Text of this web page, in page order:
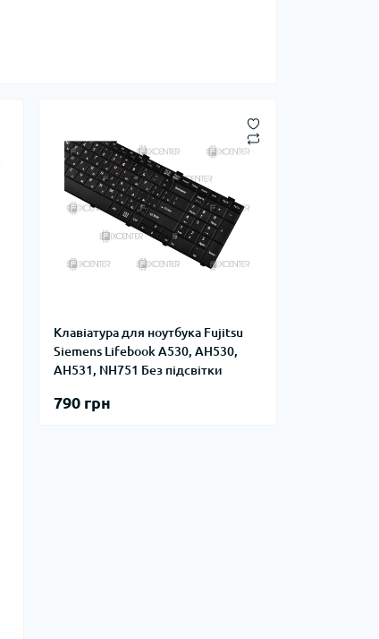
Клавіатура для ноутбука Fujitsu
Siemens Lifebook A530, AH530,
AH531, NH751 Без підсвітки
790 грн